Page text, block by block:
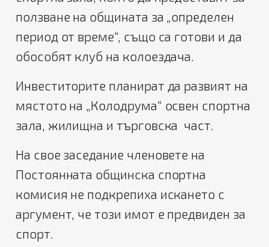
ползване на общината за „определен
период от време“, също са готови и да
обособят клуб на колоездача.
Инвеститорите планират да развият на
мястото на „Колодрума“ освен спортна
зала, жилищна и търговска част.
На свое заседание членовете на
Постоянната общинска спортна
комисия не подкрепиха искането с
аргумент, че този имот е предвиден за
спорт.